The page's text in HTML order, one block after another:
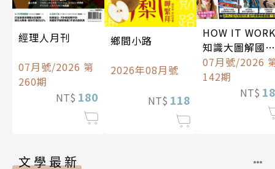
經理人月刊
07月號/2026 第
260期
NT$ 180
鄉間小路
2026年08月號
NT$ 118
HOW IT
知識大圖解國際
中文版
07月號/2026
142期
NT$
文學最新